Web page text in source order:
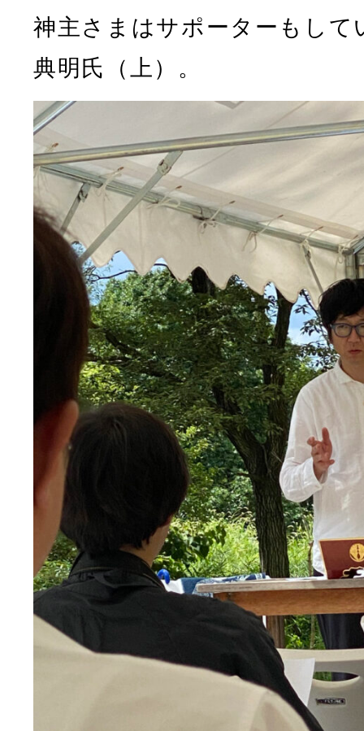
神主さまはサポーターもして
典明氏（上）。